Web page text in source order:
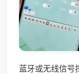
蓝牙或无线信号